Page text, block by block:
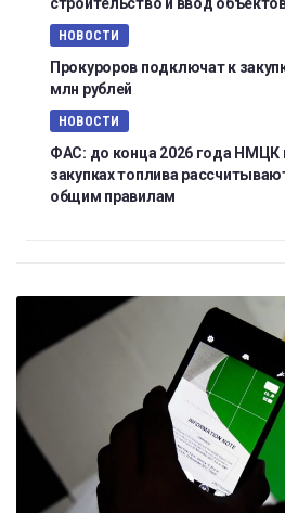
НОВОСТИ
Прокуроров подключат к
млн рублей
НОВОСТИ
ФАС: до конца 2026 года НМЦК
закупках топлива
общим правилам